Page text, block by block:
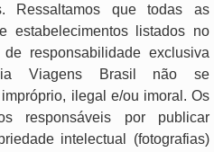
Ressaltamos que todas as
estabelecimentos listados no
responsabilidade exclusiva
Viagens Brasil não se
ilegal e/ou imoral. Os
responsáveis por publicar
intelectual (fotografias)